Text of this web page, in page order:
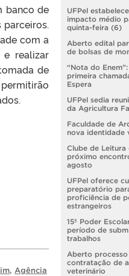
banco de
parceiros.
com a
realizar
de
, Agência
UFPel
impacto médio
quinta-feira (6)
Aberto edital
de bolsas de
“Nota do
primeira
Espera
UFPel sedia
da Agricultura
Faculdade de
nova identidade
Clube de Leitura
próximo
agosto
UFPel oferece
preparatório
proficiência de
estrangeiros
15º Poder
período de
trabalhos
Aberto
contratação de
veterinário